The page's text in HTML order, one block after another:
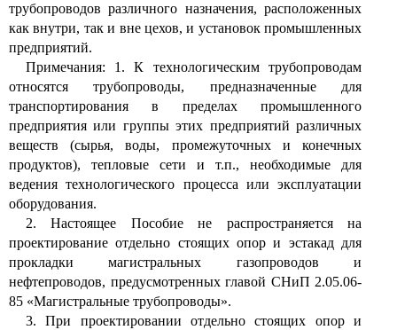
трубопроводов различного назначения, расположенных
как внутри, так и вне цехов, и установок промышленных
предприятий.
Примечания: 1. К технологическим трубопроводам
относятся трубопроводы, предназначенные для
транспортирования в пределах промышленного
предприятия или группы этих предприятий различных
веществ (сырья, воды, промежуточных и конечных
продуктов), тепловые сети и т.п., необходимые для
ведения технологического процесса или эксплуатации
оборудования.
2. Настоящее Пособие не распространяется на
проектирование отдельно стоящих опор и эстакад для
прокладки магистральных газопроводов и
нефтепроводов, предусмотренных главой СНиП 2.05.06-
85 «Магистральные трубопроводы».
3. При проектировании отдельно стоящих опор и